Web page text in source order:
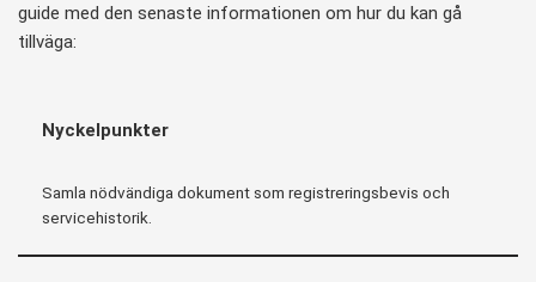
guide med den senaste informationen om hur du kan gå
tillväga:
Nyckelpunkter
Samla nödvändiga dokument som registreringsbevis och
servicehistorik.